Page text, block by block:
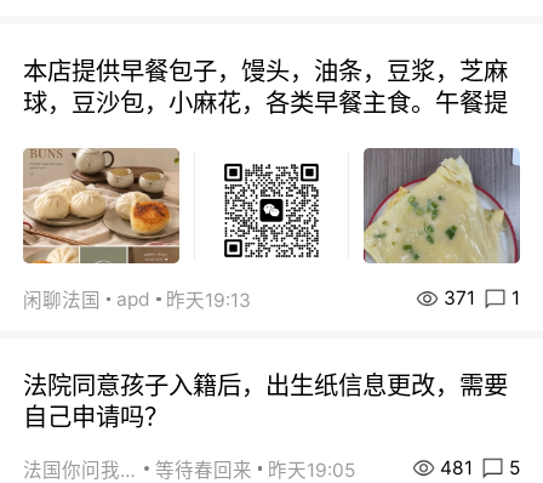
本店提供早餐包子，馒头，油条，豆浆，芝麻
球，豆沙包，小麻花，各类早餐主食。午餐提
闲聊法国 apd 昨天19:13 371 1
法院同意孩子入籍后，出生纸信息更改，需要
自己申请吗？
法国你问我答 等待春回来 昨天19:05 481 5